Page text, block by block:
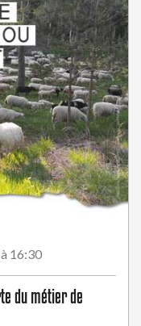
à 16:30
du métier de